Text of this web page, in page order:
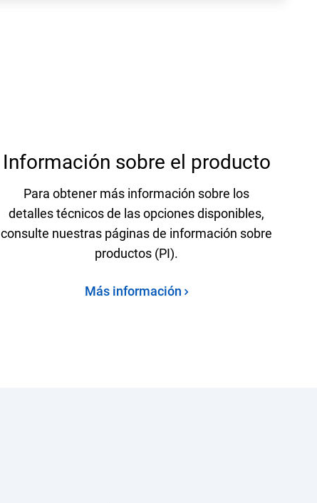
Información sobre el producto
Para obtener más información sobre los
detalles técnicos de las opciones disponibles,
consulte nuestras páginas de información sobre
productos (PI).
Más información